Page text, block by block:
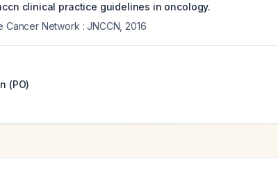
clinical practice guidelines in oncology.
Cancer Network : JNCCN 2016
(PO)